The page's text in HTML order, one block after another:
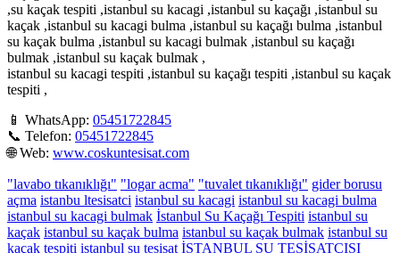
,su kaçak tespiti ,istanbul su kacagi ,istanbul su kaçağı ,istanbul su
kaçak ,istanbul su kacagi bulma ,istanbul su kaçağı bulma ,istanbul
su kaçak bulma ,istanbul su kacagi bulmak ,istanbul su kaçağı
bulmak ,istanbul su kaçak bulmak ,
istanbul su kacagi tespiti ,istanbul su kaçağı tespiti ,istanbul su kaçak
tespiti ,
📱 WhatsApp: 05451722845
📞 Telefon: 05451722845
🌐 Web: www.coskuntesisat.com
"lavabo tıkanıklığı" "logar acma" "tuvalet tıkanıklığı" gider borusu
açma istanbu ltesisatci istanbul su kacagi istanbul su kacagi bulma
istanbul su kacagi bulmak İstanbul Su Kaçağı Tespiti istanbul su
kaçak istanbul su kaçak bulma istanbul su kaçak bulmak istanbul su
kaçak tespiti istanbul su tesisat İSTANBUL SU TESİSATÇISI